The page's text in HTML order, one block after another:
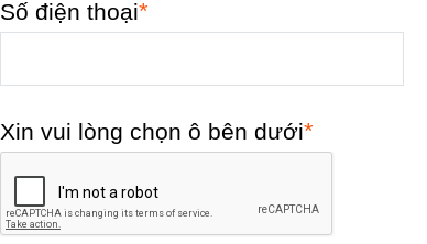
Số điện thoại*
Xin vui lòng chọn ô bên dưới*